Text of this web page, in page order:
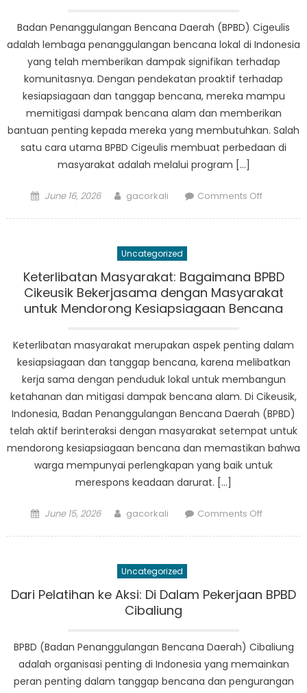
Badan Penanggulangan Bencana Daerah (BPBD) Cigeulis
adalah lembaga penanggulangan bencana lokal di Indonesia
yang telah memberikan dampak signifikan terhadap
komunitasnya. Dengan pendekatan proaktif terhadap
kesiapsiagaan dan tanggap bencana, mereka mampu
memitigasi dampak bencana alam dan memberikan
bantuan penting kepada mereka yang membutuhkan. Salah
satu cara utama BPBD Cigeulis membuat perbedaan di
masyarakat adalah melalui program […]
Posted
June 16, 2026 Author
gacorkali Comments Offon
Mereka
Membuat
Uncategorized
Keterlibatan Masyarakat: Bagaimana BPBD
Cikeusik Bekerjasama dengan Masyarakat
untuk Mendorong Kesiapsiagaan Bencana
Keterlibatan masyarakat merupakan aspek penting dalam
kesiapsiagaan dan tanggap bencana, karena melibatkan
kerja sama dengan penduduk lokal untuk membangun
ketahanan dan mitigasi dampak bencana alam. Di Cikeusik,
Indonesia, Badan Penanggulangan Bencana Daerah (BPBD)
telah aktif berinteraksi dengan masyarakat setempat untuk
mendorong kesiapsiagaan bencana dan memastikan bahwa
warga mempunyai perlengkapan yang baik untuk
merespons keadaan darurat. […]
Posted
June 15, 2026 Author
gacorkali Comments Offon
Cikeusik
untuk
Uncategorized
Dari Pelatihan ke Aksi: Di ​​Dalam Pekerjaan BPBD
Cibaliung
BPBD (Badan Penanggulangan Bencana Daerah) Cibaliung
adalah organisasi penting di Indonesia yang memainkan
peran penting dalam tanggap bencana dan pengurangan